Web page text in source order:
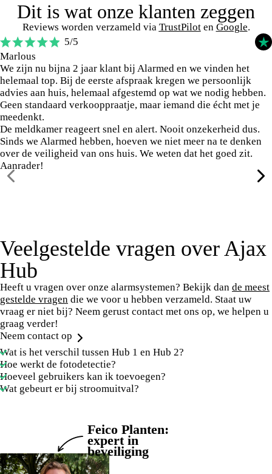
Dit is wat onze klanten zeggen
Reviews worden verzameld via TrustPiloten Google.
5/5
Marlous
We zijn nu bijna 2 jaar klant bij Alarmed en we vinden het
helemaal top. Bij de eerste afspraak kregen we persoonlijk
advies aan huis, helemaal afgestemd op wat we nodig hebben.
Geen standaard verkooppraatje, maar iemand die écht met je
meedenkt.
De meldkamer reageert snel en alert. Nooit onzekerheid dus.
Sinds we Alarmed hebben, hoeven we niet meer na te denken
over de veiligheid van ons huis. We weten dat het goed zit.
Aanrader!
Veelgestelde vragen over Ajax
Hub
Heeft u vragen over onze alarmsystemen? Bekijk dan de meest
gestelde vragen die we voor u hebben verzameld. Staat uw
vraag er niet bij? Neem gerust contact met ons op, we helpen u
graag verder!
Neem contact op
Wat is het verschil tussen Hub 1 en Hub 2?
Hoe werkt de fotodetectie?
Hoeveel gebruikers kan ik toevoegen?
Wat gebeurt er bij stroomuitval?
Feico Planten:
expert in
beveiliging